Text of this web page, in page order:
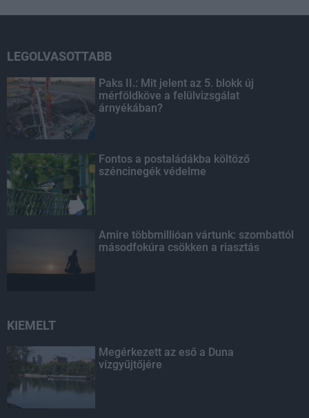
LEGOLVASOTTABB
Paks II.: Mit jelent az 5. blokk új
mérföldköve a felülvizsgálat
árnyékában?
Fontos a postaládákba költöző
széncinegék védelme
Amire többmillióan vártunk: szombattól
másodfokúra csökken a riasztás
KIEMELT
Megérkezett az eső a Duna
vízgyűjtőjére